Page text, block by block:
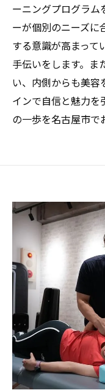
ーニングプログラム
ーが個別のニーズに
する意識が高まって
手伝いをします。ま
い、内側からも美容
インで自信と魅力を
の一歩を名古屋市で